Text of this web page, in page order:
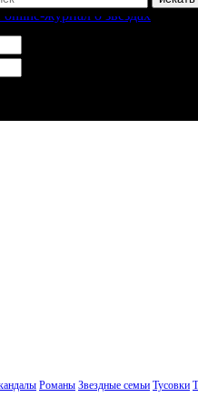
Романы Звездные семьи Тусовки